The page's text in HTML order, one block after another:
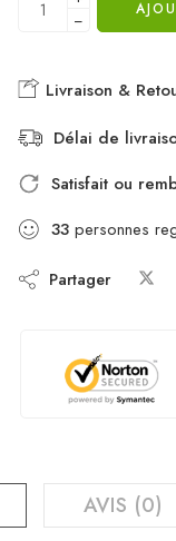
−
Livraison &
Délai de
Satisfait ou
33 personnes
Partager
AVIS (0)